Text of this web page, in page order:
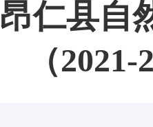
昂仁县自
（